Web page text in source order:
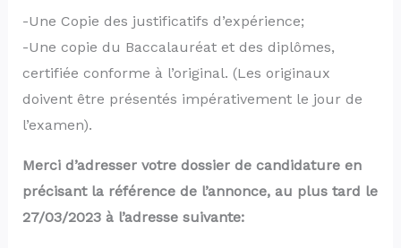
-Une Copie des justificatifs d’expérience;
-Une copie du Baccalauréat et des diplômes,
certifiée conforme à l’original. (Les originaux
doivent être présentés impérativement le jour de
l’examen).
Merci d’adresser votre dossier de candidature en
précisant la référence de l’annonce, au plus tard le
27/03/2023 à l’adresse suivante: